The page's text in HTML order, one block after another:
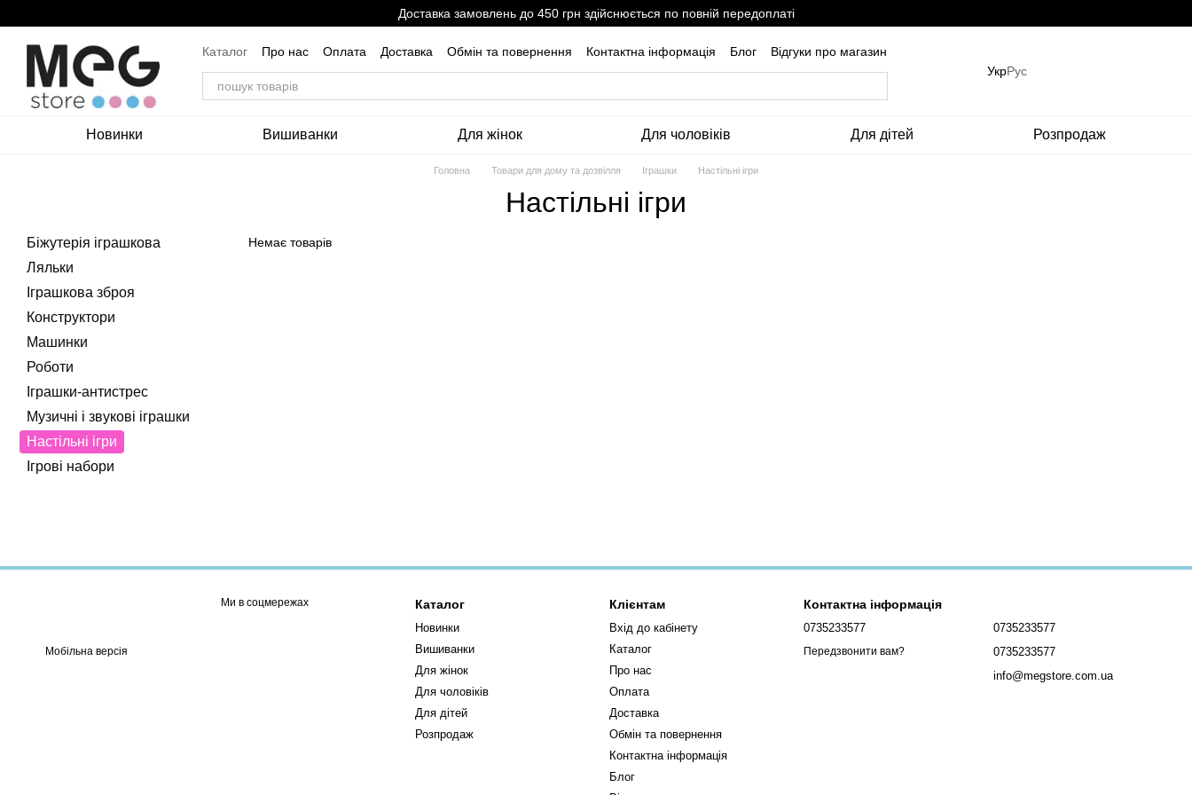
Доставка замовлень до 450 грн здійснюється по повній передоплаті
Каталог Про нас Оплата Доставка Обмін та повернення Контактна інформація Блог
Відгуки про магазин
Угода користувача
УкрРус
Новинки Вишиванки Для жінок Для чоловіків Для дітей Розпродаж
Головна Товари для дому та дозвілля Іграшки Настільні ігри
Настільні ігри
Немає товарів
Біжутерія іграшкова
Ляльки
Іграшкова зброя
Конструктори
Машинки
Роботи
Іграшки-антистрес
Музичні і звукові іграшки
Настільні ігри
Ігрові набори
Мобільна версія
Ми в соцмережах Каталог
Новинки
Вишиванки
Для жінок
Для чоловіків
Для дітей
Розпродаж
Клієнтам
Вхід до кабінету
Каталог
Про нас
Оплата
Доставка
Обмін та повернення
Контактна інформація
Блог
Контактна інформація
0735233577
Передзвонити вам?
0735233577
0735233577
info@megstore.com.ua